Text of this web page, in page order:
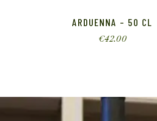
ARDUENNA – 50 CL
€42.00